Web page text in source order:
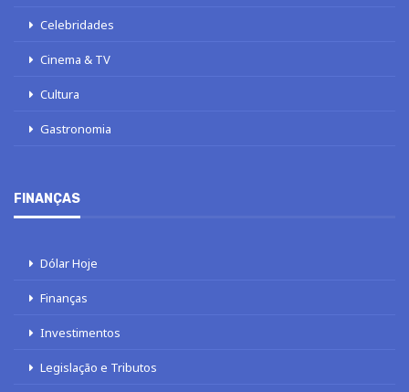
Celebridades
Cinema & TV
Cultura
Gastronomia
FINANÇAS
Dólar Hoje
Finanças
Investimentos
Legislação e Tributos